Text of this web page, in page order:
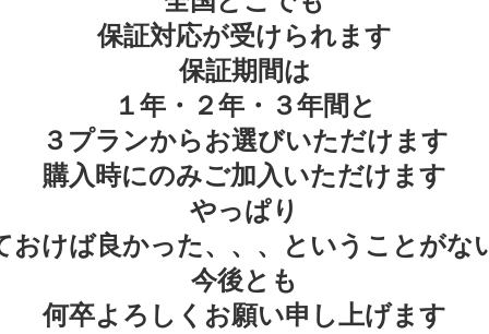
保証対応が受けられます
保証期間は
１年・２年・３年間と
３プランからお選びいただけます
購入時にのみご加入いただけます
やっぱり
おけば良かった、、、ということがな
今後とも
何卒よろしくお願い申し上げます